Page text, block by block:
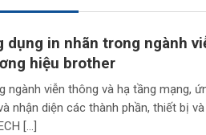
dụng in nhãn trong ngành
hiệu brother
ngành viễn thông và hạ tầng mạng,
nhận diện các thành phần, thiết bị
[…]